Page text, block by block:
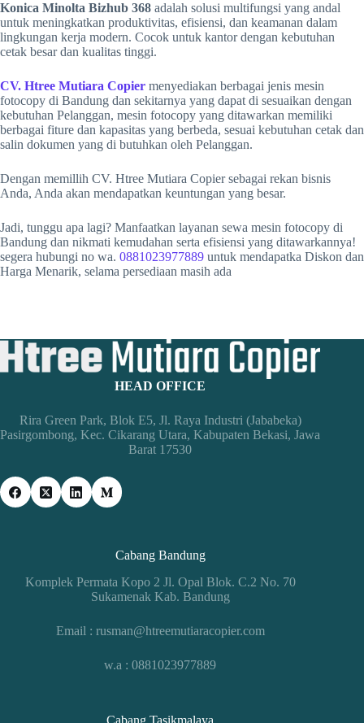
Konica Minolta Bizhub 368 adalah solusi multifungsi yang andal
untuk meningkatkan produktivitas, efisiensi, dan keamanan dalam
lingkungan kerja modern. Cocok untuk kantor dengan kebutuhan
cetak besar dan kualitas tinggi.
CV. Htree Mutiara Copier menyediakan berbagai jenis mesin
fotocopy di Bandung dan sekitarnya yang dapat di sesuaikan dengan
kebutuhan Pelanggan, mesin fotocopy yang ditawarkan memiliki
berbagai fiture dan kapasitas yang berbeda, sesuai kebutuhan cetak dan
salin dokumen yang di butuhkan oleh Pelanggan.
Dengan memillih CV. Htree Mutiara Copier sebagai rekan bisnis
Anda, Anda akan mendapatkan keuntungan yang besar.
Jadi, tunggu apa lagi? Manfaatkan layanan sewa mesin fotocopy di
Bandung dan nikmati kemudahan serta efisiensi yang ditawarkannya!
segera hubungi no wa. 0881023977889 untuk mendapatka Diskon dan
Harga Menarik, selama persediaan masih ada
HEAD OFFICE
Rira Green Park, Blok E5, Jl. Raya Industri (Jababeka)
Pasirgombong, Kec. Cikarang Utara, Kabupaten Bekasi, Jawa
Barat 17530
Cabang Bandung
Komplek Permata Kopo 2 Jl. Opal Blok. C.2 No. 70
Sukamenak Kab. Bandung
Email : rusman@htreemutiaracopier.com
w.a : 0881023977889
Cabang Tasikmalaya